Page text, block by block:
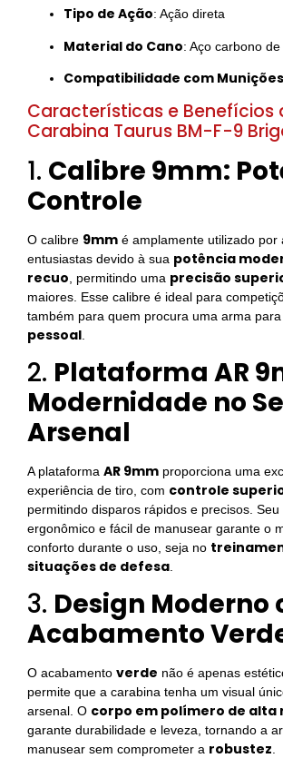
Tipo de Ação: Ação direta
Material do Cano: Aço carbono
Compatibilidade com Munições
Características e Benefícios
Carabina Taurus BM-F-9
1. Calibre 9mm:
Controle
O calibre 9mm é amplamente utilizado por
entusiastas devido à sua potência
recuo , permitindo uma precisão
maiores. Esse calibre é ideal para
também para quem procura uma arma para
pessoal
2. Plataforma AR
Modernidade no
Arsenal
A plataforma AR 9mm proporciona uma
experiência de tiro, com controle
permitindo disparos rápidos e precisos. Seu
ergonômico e fácil de manusear garante o
conforto durante o uso, seja no
situações de defesa
3. Design Moderno
Acabamento
O acabamento verde não é apenas
permite que a carabina tenha um visual
arsenal. O corpo em polímero de alta
garante durabilidade e leveza, tornando a
manusear sem comprometer a robustez.